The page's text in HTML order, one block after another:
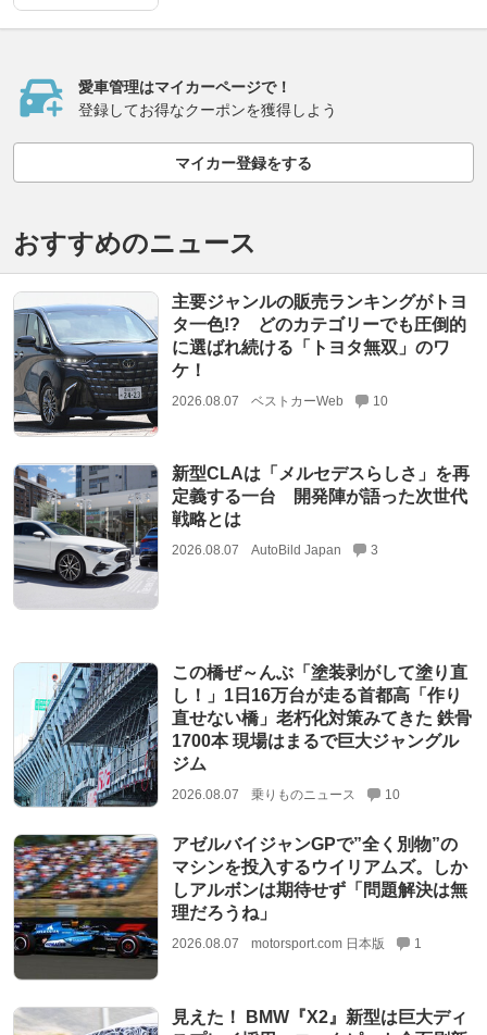
愛車管理はマイカーページで！
登録してお得なクーポンを獲得しよう
マイカー登録をする
おすすめのニュース
主要ジャンルの販売ランキングがトヨ
タ一色!? どのカテゴリーでも圧倒的
に選ばれ続ける「トヨタ無双」のワ
ケ！
2026.08.07 ベストカーWeb 10
新型CLAは「メルセデスらしさ」を再
定義する一台 開発陣が語った次世代
戦略とは
2026.08.07 AutoBild Japan 3
この橋ぜ～んぶ「塗装剥がして塗り直
し！」1日16万台が走る首都高「作り
直せない橋」老朽化対策みてきた 鉄骨
1700本 現場はまるで巨大ジャングル
ジム
2026.08.07 乗りものニュース 10
アゼルバイジャンGPで”全く別物”の
マシンを投入するウイリアムズ。しか
しアルボンは期待せず「問題解決は無
理だろうね」
2026.08.07 motorsport.com 日本版 1
見えた！ BMW『X2』新型は巨大ディ